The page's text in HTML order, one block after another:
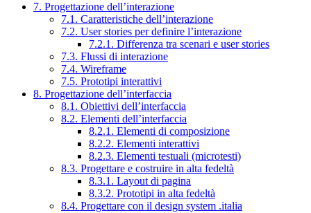
7. Progettazione dell’interazione
7.1. Caratteristiche dell’interazione
7.2. User stories per definire l’interazione
7.2.1. Differenza tra scenari e user stories
7.3. Flussi di interazione
7.4. Wireframe
7.5. Prototipi interattivi
8. Progettazione dell’interfaccia
8.1. Obiettivi dell’interfaccia
8.2. Elementi dell’interfaccia
8.2.1. Elementi di composizione
8.2.2. Elementi interattivi
8.2.3. Elementi testuali (microtesti)
8.3. Progettare e costruire in alta fedeltà
8.3.1. Layout di pagina
8.3.2. Prototipi in alta fedeltà
8.4. Progettare con il design system .italia